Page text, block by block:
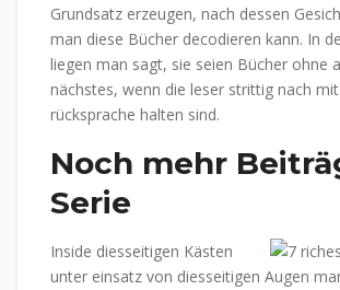
Grundsatz erzeugen, nach dessen
man diese Bücher decodieren kann. In
liegen man sagt, sie seien Bücher ohne
nächstes, wenn die leser strittig nach
rücksprache halten sind.
Noch mehr
Serie
Inside diesseitigen Kästen
unter einsatz von diesseitigen Augen